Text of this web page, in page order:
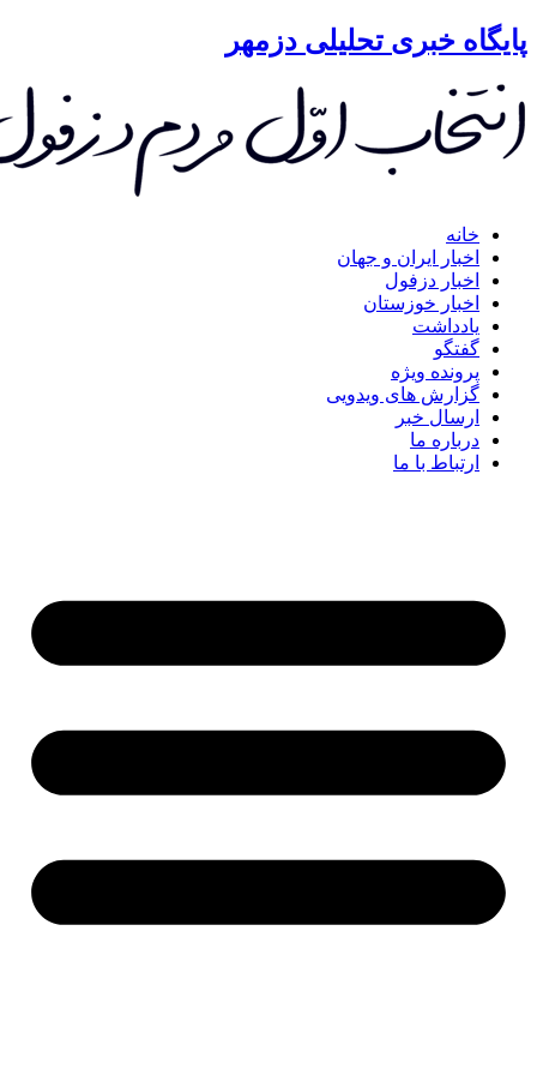
خبری تحلیلی دزمهر
خانه
اخبار ایران و جهان
اخبار دزفول
اخبار خوزستان
یادداشت
گفتگو
پرونده ویژه
گزارش های ویدویی
ارسال خبر
درباره ما
ارتباط با ما